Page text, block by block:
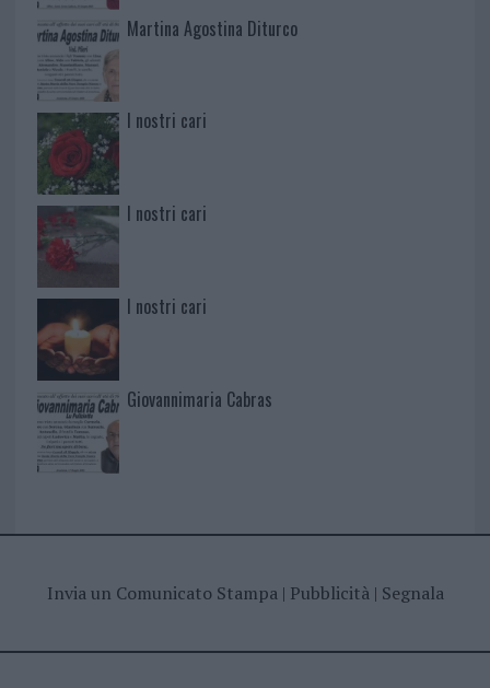
Martina Agostina Diturco
I nostri cari
I nostri cari
I nostri cari
Giovannimaria Cabras
Invia un Comunicato Stampa| Pubblicità| Segnala